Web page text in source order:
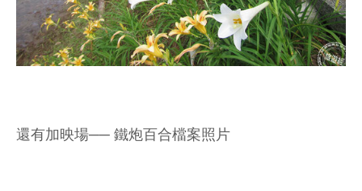
還有加映場── 鐵炮百合檔案照片